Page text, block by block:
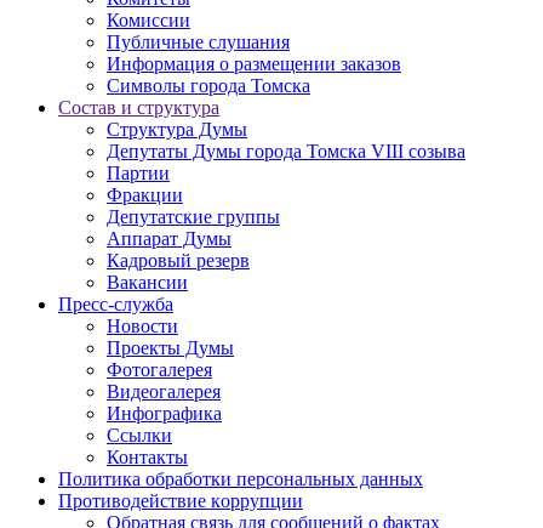
Комиссии
Публичные слушания
Информация о размещении заказов
Символы города Томска
Состав и структура
Структура Думы
Депутаты Думы города Томска VIII созыва
Партии
Фракции
Депутатские группы
Аппарат Думы
Кадровый резерв
Вакансии
Пресс-служба
Новости
Проекты Думы
Фотогалерея
Видеогалерея
Инфографика
Ссылки
Контакты
Политика обработки персональных данных
Прoтивoдeйствие кoрpупции
Обратная связь для сообщений о фактах